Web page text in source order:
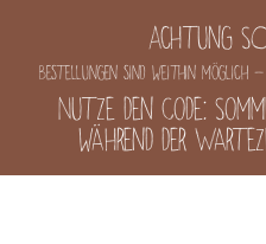
Achtung
Bestellungen sind weithin möglich
Nutze den Code:
während der